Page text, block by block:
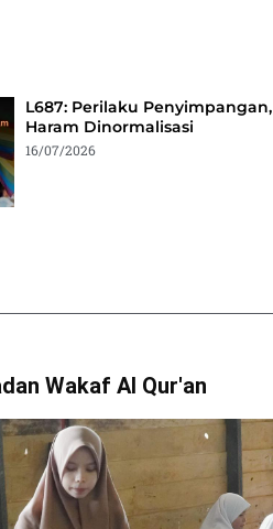
L687: Perilaku Penyimpangan,
Haram Dinormalisasi
16/07/2026
Wakaf Al Qur'an